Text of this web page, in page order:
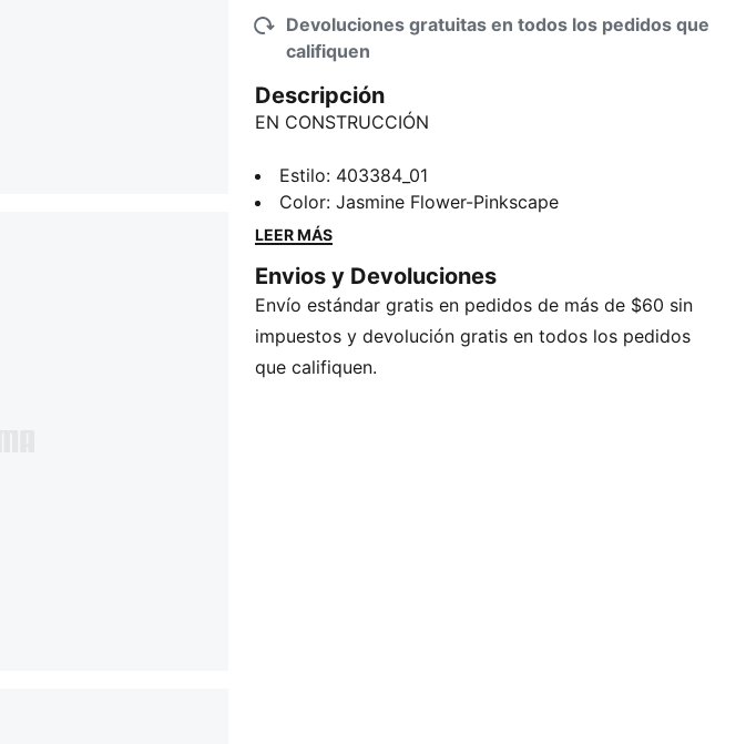
Devoluciones gratuitas en todos los pedidos que
califiquen
Descripción
EN CONSTRUCCIÓN
Estilo: 403384_01
Color:Jasmine Flower-Pinkscape
LEER MÁS
Envios y Devoluciones
Envío estándar gratis en pedidos de más de $60 sin
impuestos y devolución gratis en todos los pedidos
que califiquen.